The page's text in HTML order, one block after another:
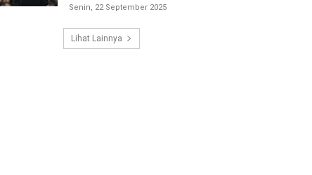
Senin, 22 September 2025
Lihat Lainnya